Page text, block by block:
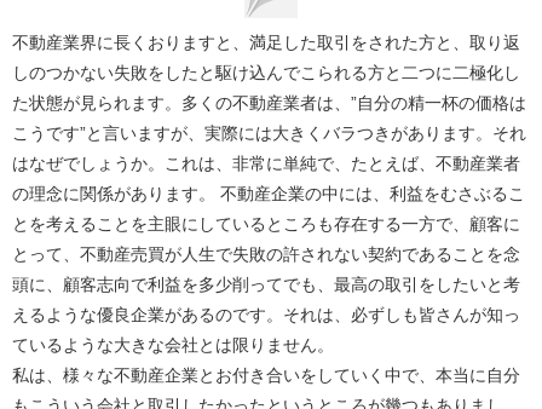
不動産業界に長くおりますと、満足した取引をされた方と、取り返
しのつかない失敗をしたと駆け込んでこられる方と二つに二極化し
た状態が見られます。多くの不動産業者は、”自分の精一杯の価格は
こうです”と言いますが、実際には大きくバラつきがあります。それ
はなぜでしょうか。これは、非常に単純で、たとえば、不動産業者
の理念に関係があります。 不動産企業の中には、利益をむさぶるこ
とを考えることを主眼にしているところも存在する一方で、顧客に
とって、不動産売買が人生で失敗の許されない契約であることを念
頭に、顧客志向で利益を多少削ってでも、最高の取引をしたいと考
えるような優良企業があるのです。それは、必ずしも皆さんが知っ
ているような大きな会社とは限りません。
私は、様々な不動産企業とお付き合いをしていく中で、本当に自分